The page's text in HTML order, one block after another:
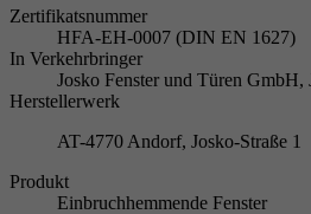
Zertifikatsnummer
HFA-EH-0007 (DIN EN 1627)
In Verkehrbringer
Josko Fenster und Türen
Herstellerwerk
AT-4770 Andorf, Josko-Straße 1
Produkt
Einbruchhemmende Fenster